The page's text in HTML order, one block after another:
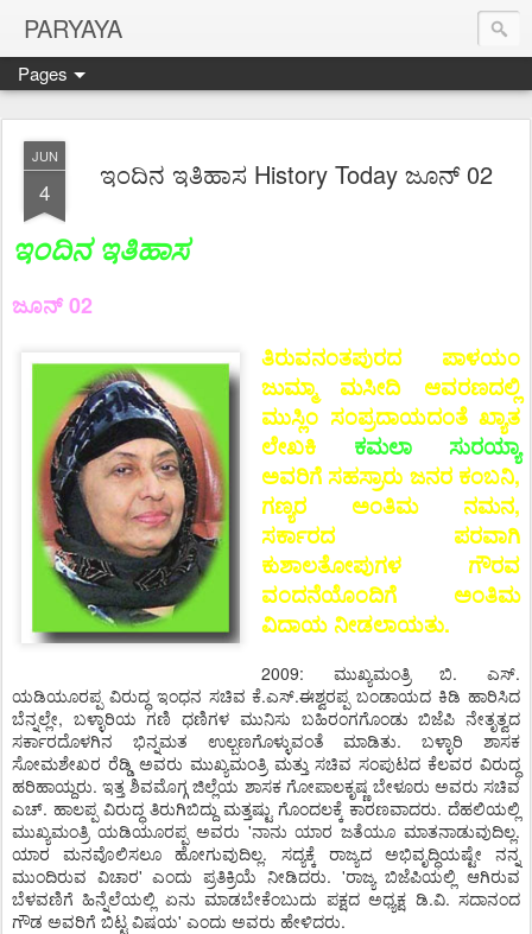
PARYAYA
Pages
JUN
4
ಇಂದಿನ ಇತಿಹಾಸ History Today ಜೂನ್ 02
ಇಂದಿನ ಇತಿಹಾಸ
ಜೂನ್ 02
ತಿರುವನಂತಪುರದ ಪಾಳಯಂ
ಜುಮ್ಮಾ ಮಸೀದಿ ಆವರಣದಲ್ಲಿ
ಮುಸ್ಲಿಂ ಸಂಪ್ರದಾಯದಂತೆ ಖ್ಯಾತ
ಲೇಖಕಿ ಕಮಲಾ ಸುರಯ್ಯಾ
ಅವರಿಗೆ ಸಹಸ್ರಾರು ಜನರ ಕಂಬನಿ,
ಗಣ್ಯರ ಅಂತಿಮ ನಮನ,
ಸರ್ಕಾರದ ಪರವಾಗಿ
ಕುಶಾಲತೋಪುಗಳ ಗೌರವ
ವಂದನೆಯೊಂದಿಗೆ ಅಂತಿಮ
ವಿದಾಯ ನೀಡಲಾಯತು.
2009: ಮುಖ್ಯಮಂತ್ರಿ ಬಿ. ಎಸ್.
ಯಡಿಯೂರಪ್ಪ ವಿರುದ್ಧ ಇಂಧನ ಸಚಿವ ಕೆ.ಎಸ್.ಈಶ್ವರಪ್ಪ ಬಂಡಾಯದ ಕಿಡಿ ಹಾರಿಸಿದ
ಬೆನ್ನಲ್ಲೇ, ಬಳ್ಳಾರಿಯ ಗಣಿ ಧಣಿಗಳ ಮುನಿಸು ಬಹಿರಂಗಗೊಂಡು ಬಿಜೆಪಿ ನೇತೃತ್ವದ
ಸರ್ಕಾರದೊಳಗಿನ ಭಿನ್ನಮತ ಉಲ್ಬಣಗೊಳ್ಳುವಂತೆ ಮಾಡಿತು. ಬಳ್ಳಾರಿ ಶಾಸಕ
ಸೋಮಶೇಖರ ರೆಡ್ಡಿ ಅವರು ಮುಖ್ಯಮಂತ್ರಿ ಮತ್ತು ಸಚಿವ ಸಂಪುಟದ ಕೆಲವರ ವಿರುದ್ಧ
ಹರಿಹಾಯ್ದರು. ಇತ್ತ ಶಿವಮೊಗ್ಗ ಜಿಲ್ಲೆಯ ಶಾಸಕ ಗೋಪಾಲಕೃಷ್ಣ ಬೇಳೂರು ಅವರು ಸಚಿವ
ಎಚ್. ಹಾಲಪ್ಪ ವಿರುದ್ಧ ತಿರುಗಿಬಿದ್ದು ಮತ್ತಷ್ಟು ಗೊಂದಲಕ್ಕೆ ಕಾರಣವಾದರು. ದೆಹಲಿಯಲ್ಲಿ
ಮುಖ್ಯಮಂತ್ರಿ ಯಡಿಯೂರಪ್ಪ ಅವರು 'ನಾನು ಯಾರ ಜತೆಯೂ ಮಾತನಾಡುವುದಿಲ್ಲ.
ಯಾರ ಮನವೊಲಿಸಲೂ ಹೋಗುವುದಿಲ್ಲ. ಸದ್ಯಕ್ಕೆ ರಾಜ್ಯದ ಅಭಿವೃದ್ಧಿಯಷ್ಟೇ ನನ್ನ
ಮುಂದಿರುವ ವಿಚಾರ' ಎಂದು ಪ್ರತಿಕ್ರಿಯೆ ನೀಡಿದರು. 'ರಾಜ್ಯ ಬಿಜೆಪಿಯಲ್ಲಿ ಆಗಿರುವ
ಬೆಳವಣಿಗೆ ಹಿನ್ನೆಲೆಯಲ್ಲಿ ಏನು ಮಾಡಬೇಕೆಂಬುದು ಪಕ್ಷದ ಅಧ್ಯಕ್ಷ ಡಿ.ವಿ. ಸದಾನಂದ
ಗೌಡ ಅವರಿಗೆ ಬಿಟ್ಟ ವಿಷಯ' ಎಂದು ಅವರು ಹೇಳಿದರು.